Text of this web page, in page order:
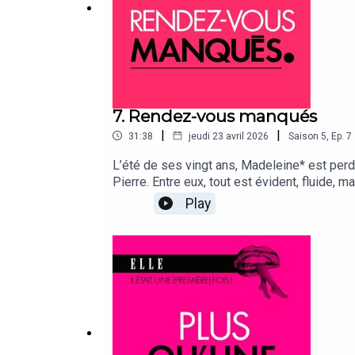
7. Rendez-vous manqués
31:38 | jeudi 23 avril 2026 | Saison 5, Ep. 7
L’été de ses vingt ans, Madeleine* est
Pierre. Entre eux, tout est évident, fluide,
nommer. Pendant cinq ans, elle cherche
message.*le prénom a été modifié Il était
notre micro, des amoureuses et des
la force extraordinaire de leur lien tissé
nous en remplissant ce formulaire.⭐⭐⭐
vous et laissez-nous des étoiles et des
Hausfater (interview & montage), Théo
Play